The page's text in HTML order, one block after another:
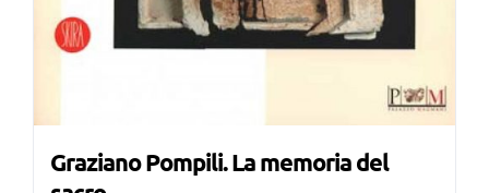
Graziano Pompili. La memoria del